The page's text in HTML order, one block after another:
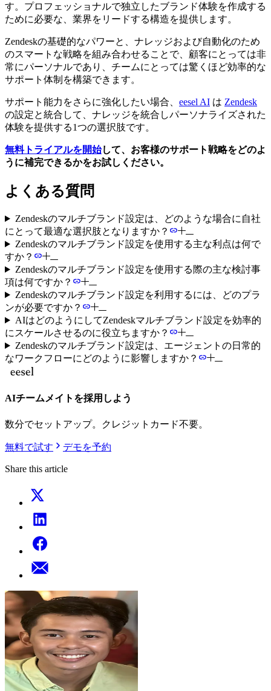
す。プロフェッショナルで独立したブランド体験を作成する
ために必要な、業界をリードする構造を提供します。
Zendeskの基礎的なパワーと、ナレッジおよび自動化のため
のスマートな戦略を組み合わせることで、顧客にとっては非
常にパーソナルであり、チームにとっては驚くほど効率的な
サポート体制を構築できます。
サポート能力をさらに強化したい場合、 eesel AI は Zendesk
の設定と統合して、ナレッジを統合しパーソナライズされた
体験を提供する1つの選択肢です。
無料トライアルを開始して、お客様のサポート戦略をどのよ
うに補完できるかをお試しください。
よくある質問
Zendeskのマルチブランド設定は、どのような場合に自社
にとって最適な選択肢となりますか？
Zendeskのマルチブランド設定を使用する主な利点は何で
すか？
Zendeskのマルチブランド設定を使用する際の主な検討事
項は何ですか？
Zendeskのマルチブランド設定を利用するには、どのプラ
ンが必要ですか？
AIはどのようにしてZendeskマルチブランド設定を効率的
にスケールさせるのに役立ちますか？
Zendeskのマルチブランド設定は、エージェントの日常的
なワークフローにどのように影響しますか？
AIチームメイトを採用しよう
数分でセットアップ。クレジットカード不要。
無料で試す デモを予約
Share this article